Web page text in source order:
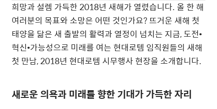
희망과 설렘 가득한 2018년 새해가 열렸습니다. 올 한 해
여러분의 목표와 소망은 어떤 것인가요? 뜨거운 새해 첫
태양을 닮은 새 출발의 활력과 열정이 넘치는 지금, 도전•
혁신•가능성으로 미래를 여는 현대로템 임직원들의 새해
첫 만남, 2018년 현대로템 시무행사 현장을 소개합니다.
새로운 의욕과 미래를 향한 기대가 가득한 자리